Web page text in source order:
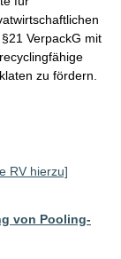
VerpackG mit
zu fördern.
RV hierzu]
von Pooling-